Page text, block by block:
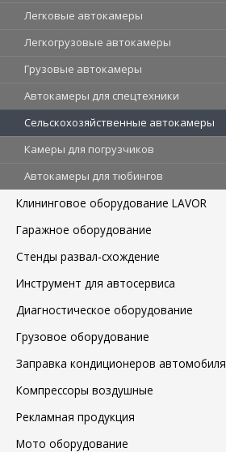
Легковые автокамеры
Легкогрузовые автокамеры
Грузовые автокамеры
Автокамеры для спецтехники
Сельскохозяйственные автокамеры
Камеры для погрузчиков
Автокамеры для тюбингов
Клининговое оборудование LAVOR
Гаражное оборудование
Стенды развал-схождение
Инструмент для автосервиса
Диагностическое оборудование
Грузовое оборудование
Заправка кондиционеров автомобиля
Компрессоры воздушные
Рекламная продукция
Мото оборудование